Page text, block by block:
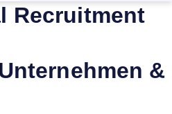
Recruitment
&